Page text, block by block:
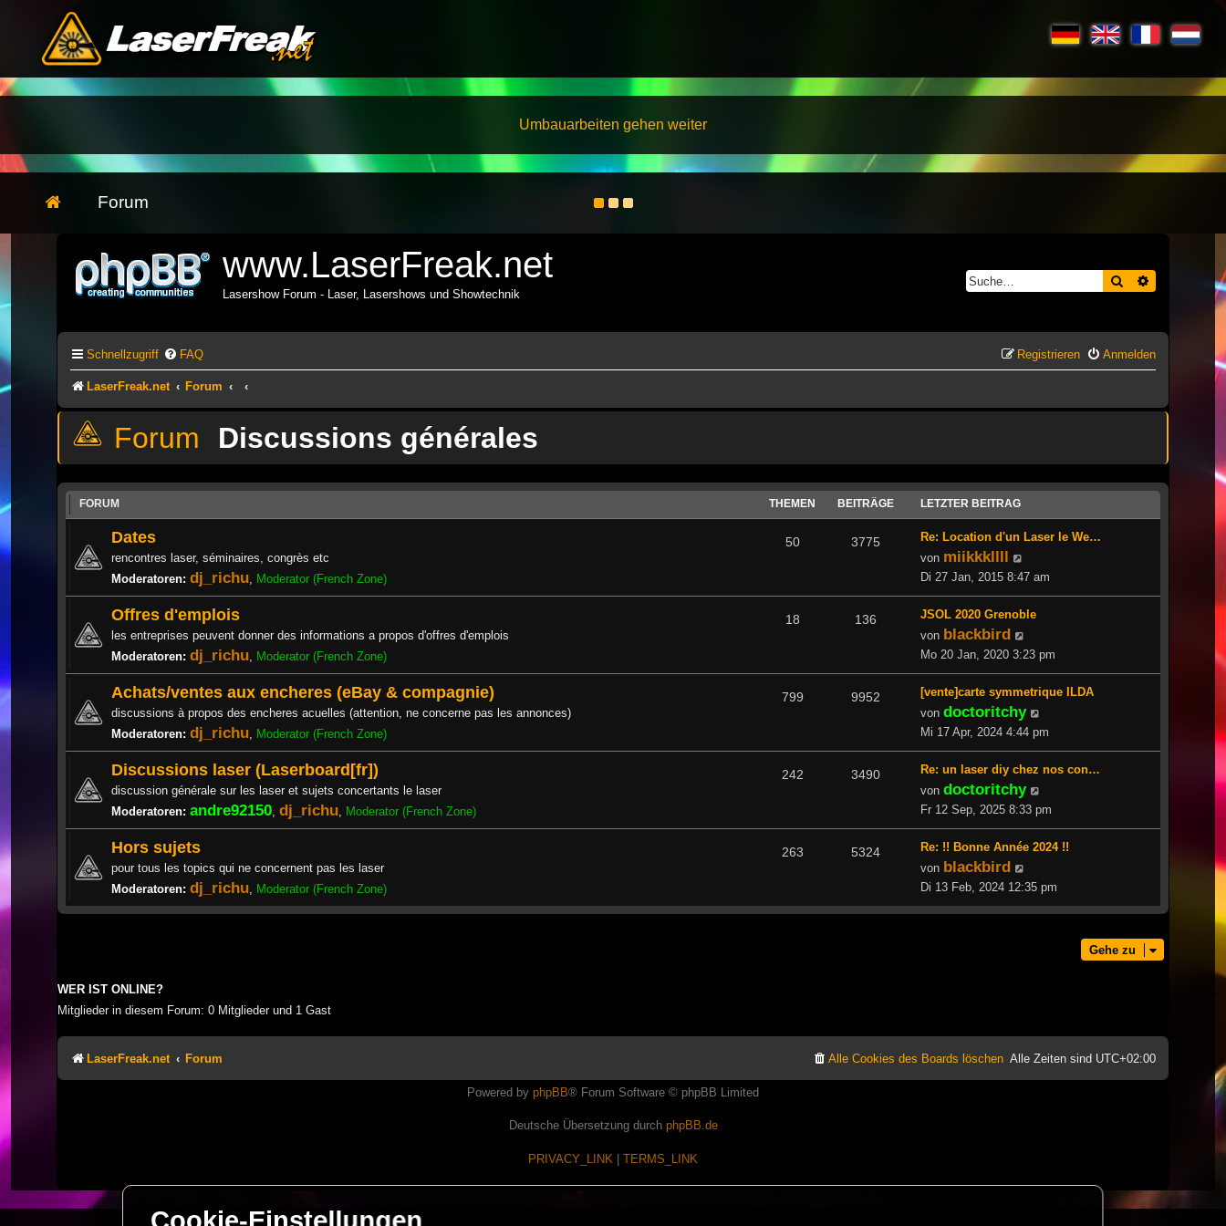
Umbauarbeiten gehen weiter
Forum
www.LaserFreak.net
Lasershow Forum - Laser, Lasershows und Showtechnik
Suche Erweiterte
Schnellzugriff FAQ Anmelden
Registrieren
LaserFreak.net Forum
Discussions générales
FORUM THEMEN BEITRÄGE LETZTER BEITRAG
Dates
rencontres laser, séminaires, congrès etc
Moderatoren: dj_richu Moderator (French Zone)
50 3775
Re: Location d'un Laser le We…
von miikkkllll
Beitrag
Di 27 Jan, 2015 8:47 am
Offres d'emplois
les entreprises peuvent donner des informations a propos d'offres d'emplois
Moderatoren: dj_richu Moderator (French Zone)
18 136
JSOL 2020 Grenoble
von blackbird
Beitrag
Mo 20 Jan, 2020 3:23 pm
Achats/ventes aux encheres (eBay & compagnie)
discussions à propos des encheres acuelles (attention, ne concerne pas les annonces)
Moderatoren: dj_richu Moderator (French Zone)
799 9952
[vente]carte symmetrique ILDA
von doctoritchy
Beitrag
Mi 17 Apr, 2024 4:44 pm
Discussions laser (Laserboard[fr])
discussion générale sur les laser et sujets concertants le laser
Moderatoren: andre92150 dj_richu Moderator (French Zone)
242 3490
Re: un laser diy chez nos con…
von doctoritchy
Beitrag
Fr 12 Sep, 2025 8:33 pm
Hors sujets
pour tous les topics qui ne concernent pas les laser
Moderatoren: dj_richu Moderator (French Zone)
263 5324
Re: !! Bonne Année 2024 !!
von blackbird
Beitrag
Di 13 Feb, 2024 12:35 pm
Gehe zu
WER IST ONLINE?
Mitglieder in diesem Forum: 0 Mitglieder und 1 Gast
LaserFreak.net Forum Alle Zeiten sind UTC+02:00
Alle Cookies des Boards löschen
Powered by phpBB® Forum Software © phpBB Limited
Deutsche Übersetzung durch phpBB.de
PRIVACY_LINK TERMS_LINK